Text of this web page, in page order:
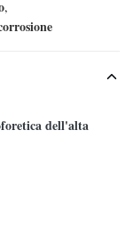
,
dell'alta